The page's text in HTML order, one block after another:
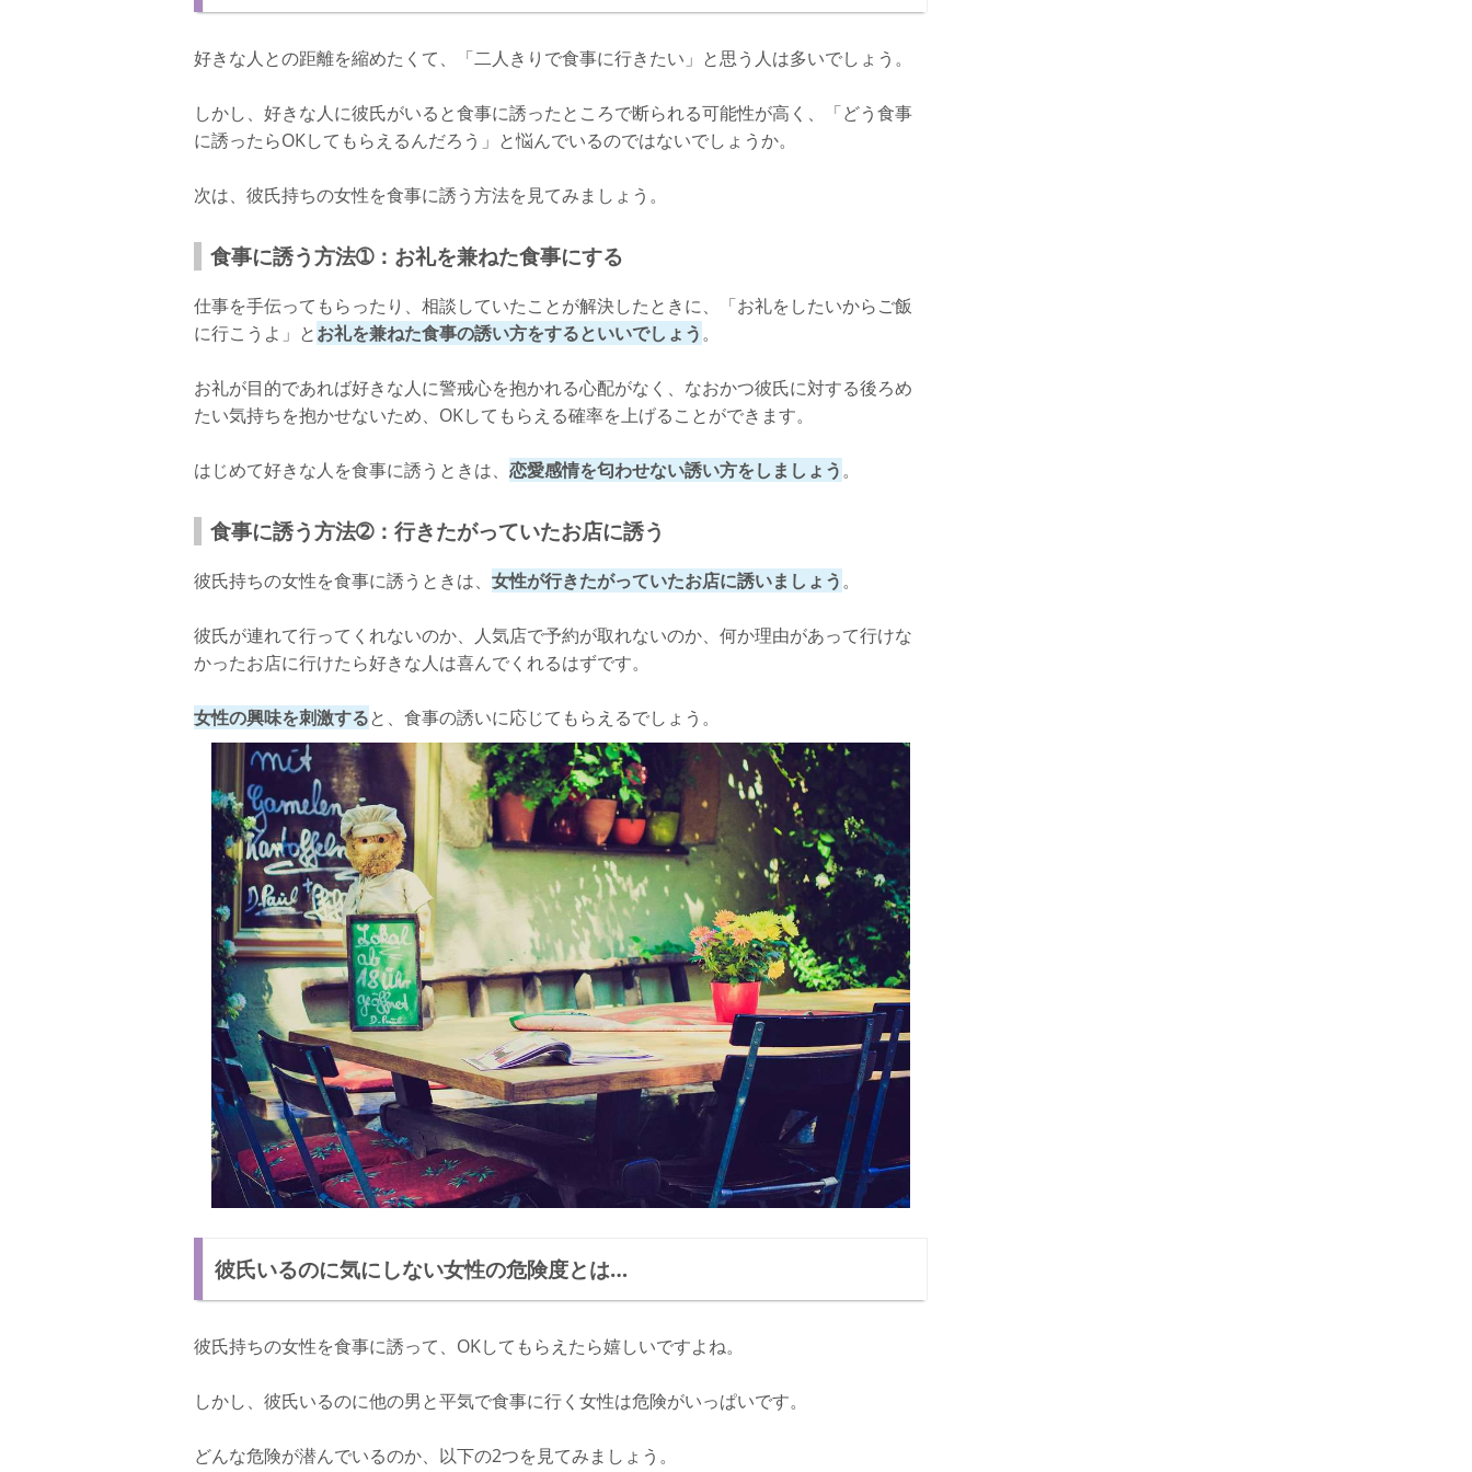
好きな人との距離を縮めたくて、「二人きりで食事に行きたい」と思う人は多いでしょう。
しかし、好きな人に彼氏がいると食事に誘ったところで断られる可能性が高く、「どう食事
に誘ったらOKしてもらえるんだろう」と悩んでいるのではないでしょうか。
次は、彼氏持ちの女性を食事に誘う方法を見てみましょう。
食事に誘う方法➀：お礼を兼ねた食事にする
仕事を手伝ってもらったり、相談していたことが解決したときに、「お礼をしたいからご飯
に行こうよ」とお礼を兼ねた食事の誘い方をするといいでしょう。
お礼が目的であれば好きな人に警戒心を抱かれる心配がなく、なおかつ彼氏に対する後ろめ
たい気持ちを抱かせないため、OKしてもらえる確率を上げることができます。
はじめて好きな人を食事に誘うときは、 恋愛感情を匂わせない誘い方をしましょう。
食事に誘う方法➁：行きたがっていたお店に誘う
彼氏持ちの女性を食事に誘うときは、 女性が行きたがっていたお店に誘いましょう。
彼氏が連れて行ってくれないのか、人気店で予約が取れないのか、何か理由があって行けな
かったお店に行けたら好きな人は喜んでくれるはずです。
女性の興味を刺激すると、食事の誘いに応じてもらえるでしょう。
彼氏いるのに気にしない女性の危険度とは…
彼氏持ちの女性を食事に誘って、OKしてもらえたら嬉しいですよね。
しかし、彼氏いるのに他の男と平気で食事に行く女性は危険がいっぱいです。
どんな危険が潜んでいるのか、以下の2つを見てみましょう。